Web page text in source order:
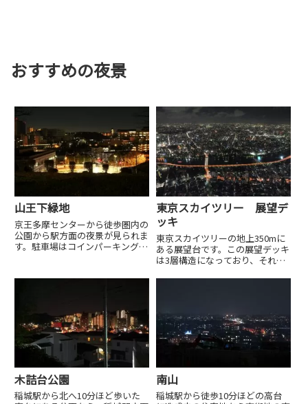
おすすめの夜景
山王下緑地
京王多摩センターから徒歩圏内の
公園から駅方面の夜景が見られま
す。駐車場はコインパーキングが
東京スカイツリー 展望デ
ッキ
東京スカイツリーの地上350mに
ある展望台です。この展望デッキ
は3層構造になっており、それぞ
350、フロア345、フロア340とな
木詰台公園
稲城駅から北へ10分ほど歩いた
南山
稲城駅から徒歩10分ほどの高台